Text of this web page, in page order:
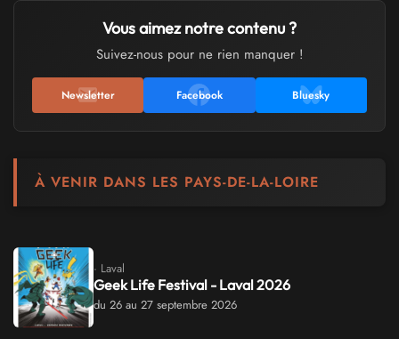
Vous aimez notre contenu ?
Suivez-nous pour ne rien manquer !
Newsletter Facebook Bluesky
À VENIR DANS LES PAYS-DE-LA-LOIRE
· Laval
Geek Life Festival - Laval 2026
du 26 au 27 septembre 2026